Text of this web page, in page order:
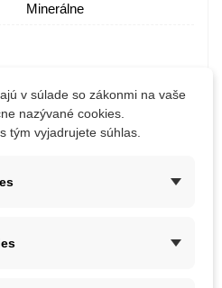
Minerálne
v súlade so zákonmi na vaše
nazývané cookies.
tým vyjadrujete súhlas.